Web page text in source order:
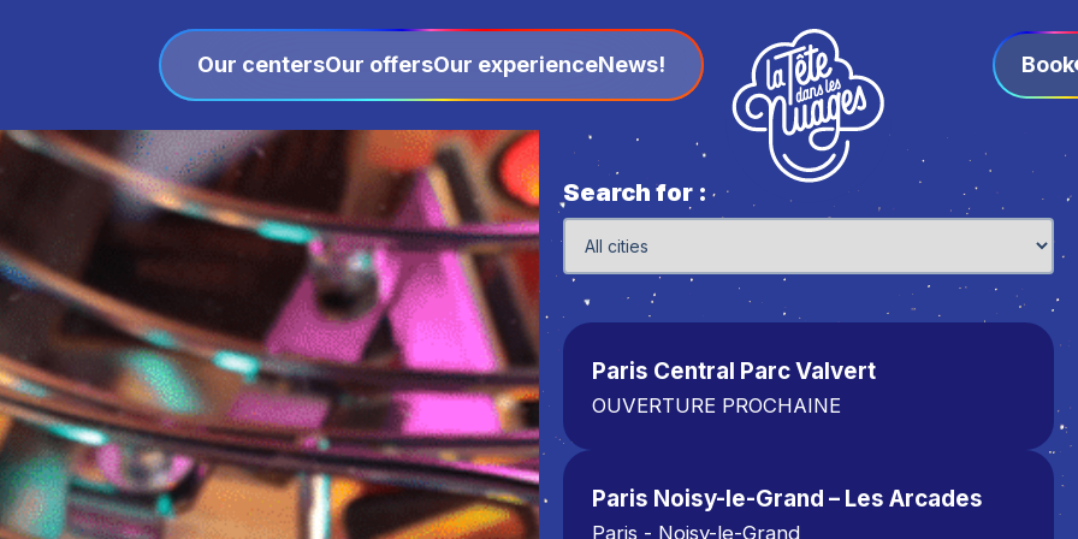
Our centersOur offersOur experienceNews! Book
Search for :
Paris Central Parc Valvert
OUVERTURE PROCHAINE
Sainte Geneviève des Bois.
Le Plessis-Paté (91)
Paris Noisy-le-Grand – Les Arcades
Paris - Noisy-le-Grand